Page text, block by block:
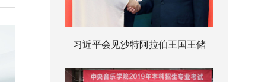
习近平会见沙特阿拉伯王国王储